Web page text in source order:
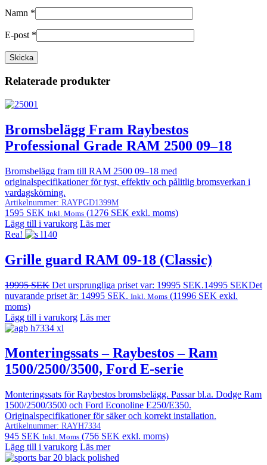
Namn *
E-post *
Relaterade produkter
Bromsbelägg Fram Raybestos
Professional Grade RAM 2500 09–18
Bromsbelägg fram till RAM 2500 09–18 med
originalspecifikationer för tyst, effektiv och pålitlig bromsverkan i
vardagskörning.
Artikelnummer: RAYPGD1399M
1595 SEK Inkl. Moms (1276 SEK exkl. moms)
Lägg till i varukorg Läs mer
Rea!
Grille guard RAM 09-18 (Classic)
19995SEK Det ursprungliga priset var: 19995 SEK.14995 SEKDet
nuvarande priset är: 14995 SEK. Inkl. Moms (11996 SEK exkl.
moms)
Lägg till i varukorg Läs mer
Monteringssats – Raybestos – Ram
1500/2500/3500, Ford E-serie
Monteringssats för Raybestos bromsbelägg. Passar bl.a. Dodge Ram
1500/2500/3500 och Ford Econoline E250/E350.
Originalspecifikationer för säker och korrekt installation.
Artikelnummer: RAYH7334
945 SEK Inkl. Moms (756 SEK exkl. moms)
Lägg till i varukorg Läs mer